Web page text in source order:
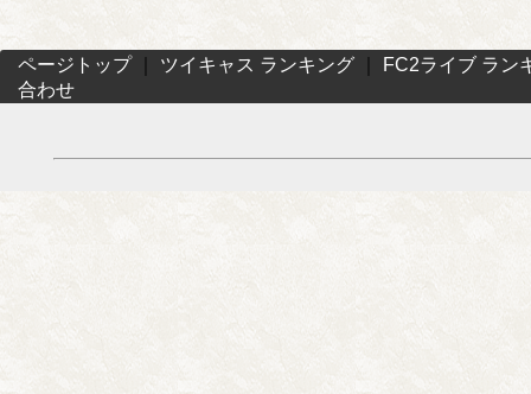
ページトップ｜ ツイキャス ランキング
FC2ライブ ラン
合わせ